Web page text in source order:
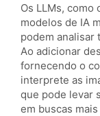
Os LLMs, como
modelos de IA
podem analisar
Ao adicionar
fornecendo o
interprete as
que pode levar
em buscas